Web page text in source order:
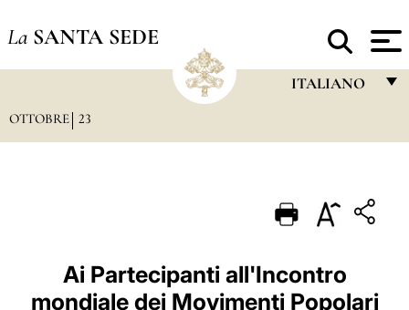
La SANTA SEDE
ITALIANO
PORTUGUÊS
DEUTSCH
OTTOBRE 23
Ai Partecipanti all'Incontro
mondiale dei Movimenti Popolari